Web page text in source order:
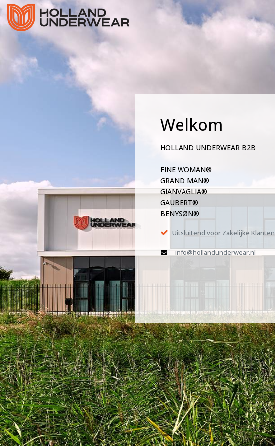
Welkom
HOLLAND UNDERWEAR B2B
FINE WOMAN®
GRAND MAN®
GIANVAGLIA®
GAUBERT®
BENYSØN®
Uitsluitend voor Zakelijke Klanten
info@hollandunderwear.nl